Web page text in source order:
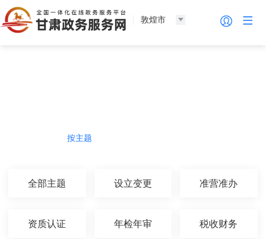
敦煌市
按主题
全部主题 设立变更 准营准办
资质认证 年检年审 税收财务